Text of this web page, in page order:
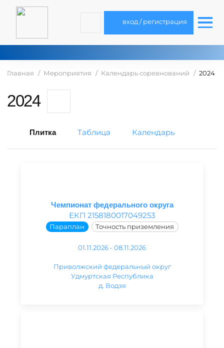
вход / регистрация
Главная Мероприятия Календарь соревнований 2024
2024
Плитка Таблица Календарь
Чемпионат федерального округа
ЕКП 2158180017049253
Параплан Точность приземления
01.11.2026 - 08.11.2026
Приволжский федеральный округ
Удмуртская Республика
д. Водзя